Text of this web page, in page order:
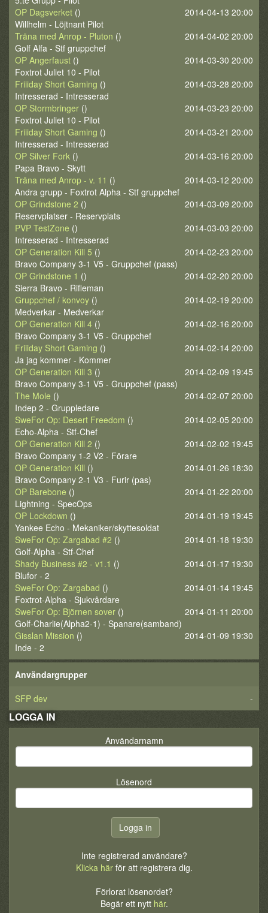
2014-04-13 20:00
OP Dagsverket ()
Willhelm - Löjtnant Pilot
2014-04-02 20:00
Träna med Anrop - Pluton ()
Golf Alfa - Stf gruppchef
2014-03-30 20:00
OP Angerfaust ()
Foxtrot Juliet 10 - Pilot
2014-03-28 20:00
Friiiday Short Gaming ()
Intresserad - Intresserad
2014-03-23 20:00
OP Stormbringer ()
Foxtrot Juliet 10 - Pilot
2014-03-21 20:00
Friiiday Short Gaming ()
Intresserad - Intresserad
2014-03-16 20:00
OP Silver Fork ()
Papa Bravo - Skytt
2014-03-12 20:00
Träna med Anrop - v. 11 ()
Andra grupp - Foxtrot Alpha - Stf gruppchef
2014-03-09 20:00
OP Grindstone 2 ()
Reservplatser - Reservplats
2014-03-03 20:00
PVP TestZone ()
Intresserad - Intresserad
2014-02-23 20:00
OP Generation Kill 5 ()
Bravo Company 3-1 V5 - Gruppchef (pass)
2014-02-20 20:00
OP Grindstone 1 ()
Sierra Bravo - Rifleman
2014-02-19 20:00
Gruppchef / konvoy ()
Medverkar - Medverkar
2014-02-16 20:00
OP Generation Kill 4 ()
Bravo Company 3-1 V5 - Gruppchef
2014-02-14 20:00
Friiiday Short Gaming ()
Ja jag kommer - Kommer
2014-02-09 19:45
OP Generation Kill 3 ()
Bravo Company 3-1 V5 - Gruppchef (pass)
2014-02-07 20:00
The Mole ()
Indep 2 - Gruppledare
2014-02-05 20:00
SweFor Op: Desert Freedom ()
Echo-Alpha - Stf-Chef
2014-02-02 19:45
OP Generation Kill 2 ()
Bravo Company 1-2 V2 - Förare
2014-01-26 18:30
OP Generation Kill ()
Bravo Company 2-1 V3 - Furir (pas)
2014-01-22 20:00
OP Barebone ()
Lightning - SpecOps
2014-01-19 19:45
OP Lockdown ()
Yankee Echo - Mekaniker/skyttesoldat
2014-01-18 19:30
SweFor Op: Zargabad #2 ()
Golf-Alpha - Stf-Chef
2014-01-17 19:30
Shady Business #2 - v1.1 ()
Blufor - 2
2014-01-14 19:45
SweFor Op: Zargabad ()
Foxtrot-Alpha - Sjukvårdare
2014-01-11 20:00
SweFor Op: Björnen sover ()
Golf-Charlie(Alpha2-1) - Spanare(samband)
2014-01-09 19:30
Gisslan Mission ()
Inde - 2
Användargrupper
SFP dev
-
LOGGA IN
Användarnamn
Lösenord
Inte registrerad användare?
Klicka härför att registrera dig.
Förlorat lösenordet?
Begär ett nytt här.